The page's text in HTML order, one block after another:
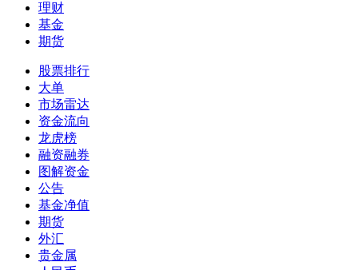
理财
基金
期货
股票排行
大单
市场雷达
资金流向
龙虎榜
融资融券
图解资金
公告
基金净值
期货
外汇
贵金属